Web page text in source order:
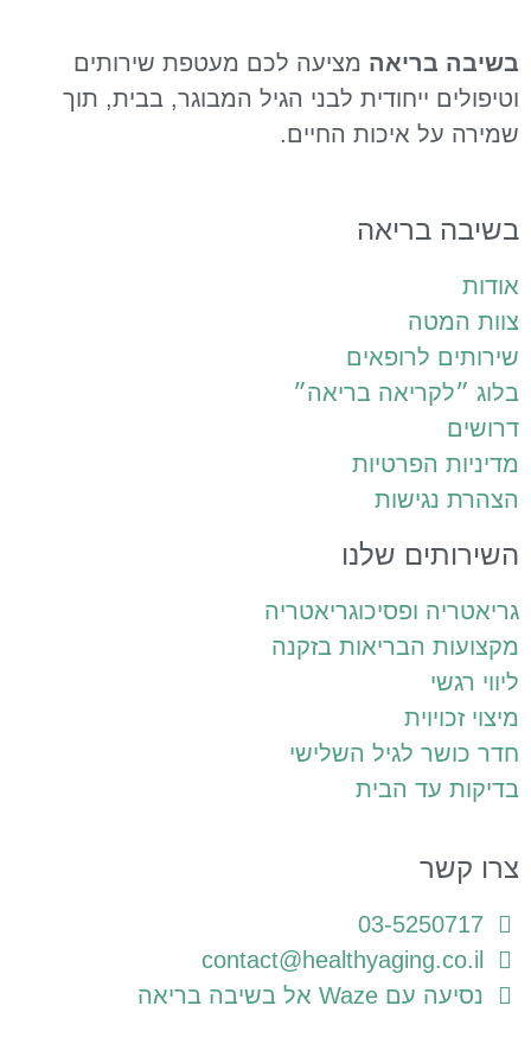
בריאהמציעה לכם מעטפת שירותים
ייחודית לבני הגיל המבוגר, בבית, תוך
על איכות החיים.
בריאה
המטה
לרופאים
״לקריאה בריאה״
הפרטיות
נגישות
שלנו
ופסיכוגריאטריה
הבריאות בזקנה
רגשי
זכויוית
כושר לגיל השלישי
עד הבית
קשר
03-5250717
contact@healthyaging.co.il
נסיעה עם Waze אל בשיבה בריאה